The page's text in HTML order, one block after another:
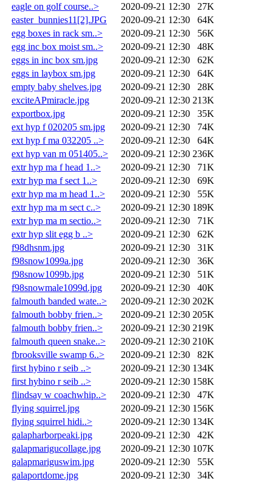
eagle on golf course..>
2020-09-21 12:30
27K
easter_bunnies11[2].JPG
2020-09-21 12:30
64K
egg boxes in rack sm..>
2020-09-21 12:30
56K
egg inc box moist sm..>
2020-09-21 12:30
48K
eggs in inc box sm.jpg
2020-09-21 12:30
62K
eggs in laybox sm.jpg
2020-09-21 12:30
64K
empty baby shelves.jpg
2020-09-21 12:30
28K
exciteAPmiracle.jpg
2020-09-21 12:30 213K
exportbox.jpg
2020-09-21 12:30
35K
ext hyp f 020205 sm.jpg
2020-09-21 12:30
74K
ext hyp f ma 032205 ..>
2020-09-21 12:30
64K
ext hyp van m 051405..>
2020-09-21 12:30 236K
extr hyp ma f head 1..>
2020-09-21 12:30
71K
extr hyp ma f sect 1..>
2020-09-21 12:30
69K
extr hyp ma m head 1..>
2020-09-21 12:30
55K
extr hyp ma m sect c..>
2020-09-21 12:30 189K
extr hyp ma m sectio..>
2020-09-21 12:30
71K
extr hyp slit egg b ..>
2020-09-21 12:30
62K
f98dhsnm.jpg
2020-09-21 12:30
31K
f98snow1099a.jpg
2020-09-21 12:30
36K
f98snow1099b.jpg
2020-09-21 12:30
51K
f98snowmale1099d.jpg
2020-09-21 12:30
40K
falmouth banded wate..>
2020-09-21 12:30 202K
falmouth bobby frien..>
2020-09-21 12:30 205K
falmouth bobby frien..>
2020-09-21 12:30 219K
falmouth queen snake..>
2020-09-21 12:30 210K
fbrooksville swamp 6..>
2020-09-21 12:30
82K
first hybino r seib ..>
2020-09-21 12:30 134K
first hybino r seib ..>
2020-09-21 12:30 158K
flindsay w coachwhip..>
2020-09-21 12:30
47K
flying squirrel.jpg
2020-09-21 12:30 156K
flying squirrel hidi..>
2020-09-21 12:30 134K
galapharborpeaki.jpg
2020-09-21 12:30
42K
galapmarigucollage.jpg
2020-09-21 12:30 107K
galapmariguswim.jpg
2020-09-21 12:30
55K
galaportdome.jpg
2020-09-21 12:30
34K